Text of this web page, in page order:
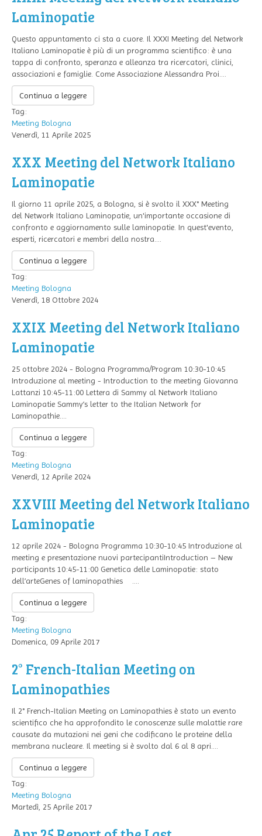
Laminopatie
Questo appuntamento ci sta a cuore. Il XXXI Meeting del Network
Italiano Laminopatie è più di un programma scientifico: è una
tappa di confronto, speranza e alleanza tra ricercatori, clinici,
associazioni e famiglie. Come Associazione Alessandra Proi....
Continua a leggere
Tag:
Meeting Bologna
Venerdì, 11 Aprile 2025
XXX Meeting del Network Italiano
Laminopatie
Il giorno 11 aprile 2025, a Bologna, si è svolto il XXX° Meeting
del Network Italiano Laminopatie, un'importante occasione di
confronto e aggiornamento sulle laminopatie. In quest'evento,
esperti, ricercatori e membri della nostra....
Continua a leggere
Tag:
Meeting Bologna
Venerdì, 18 Ottobre 2024
XXIX Meeting del Network Italiano
Laminopatie
25 ottobre 2024 - Bologna Programma/Program 10:30-10:45
Introduzione al meeting - Introduction to the meeting Giovanna
Lattanzi 10:45-11:00 Lettera di Sammy al Network Italiano
Laminopatie Sammy’s letter to the Italian Network for
Laminopathie....
Continua a leggere
Tag:
Meeting Bologna
Venerdì, 12 Aprile 2024
XXVIII Meeting del Network Italiano
Laminopatie
12 aprile 2024 - Bologna Programma 10:30-10:45 Introduzione al
meeting e presentazione nuovi partecipantiIntroduction – New
participants 10:45-11:00 Genetica delle Laminopatie: stato
dell’arteGenes of laminopathies ....
Continua a leggere
Tag:
Meeting Bologna
Domenica, 09 Aprile 2017
2° French-Italian Meeting on
Laminopathies
Il 2° French-Italian Meeting on Laminopathies è stato un evento
scientifico che ha approfondito le conoscenze sulle malattie rare
causate da mutazioni nei geni che codificano le proteine della
membrana nucleare. Il meeting si è svolto dal 6 al 8 apri....
Continua a leggere
Tag:
Meeting Bologna
Martedì, 25 Aprile 2017